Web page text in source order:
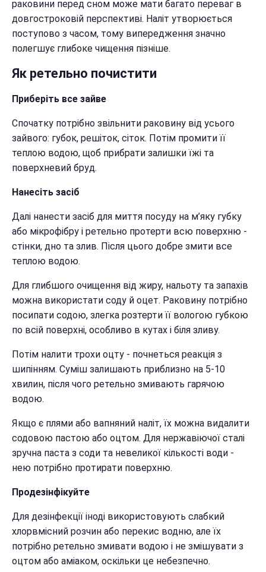
раковини перед сном може мати багато переваг в
довгостроковій перспективі. Наліт утворюється
поступово з часом, тому випередження значно
полегшує глибоке чищення пізніше.
Як ретельно почистити
Приберіть все зайве
Спочатку потрібно звільнити раковину від усього
зайвого: губок, решіток, сіток. Потім промити її
теплою водою, щоб прибрати залишки їжі та
поверхневий бруд.
Нанесіть засіб
Далі нанести засіб для миття посуду на м’яку губку
або мікрофібру і ретельно протерти всю поверхню -
стінки, дно та злив. Після цього добре змити все
теплою водою.
Для глибшого очищення від жиру, нальоту та запахів
можна використати соду й оцет. Раковину потрібно
посипати содою, злегка розтерти її вологою губкою
по всій поверхні, особливо в кутах і біля зливу.
Потім налити трохи оцту - почнеться реакція з
шипінням. Суміш залишають приблизно на 5-10
хвилин, після чого ретельно змивають гарячою
водою.
Якщо є плями або вапняний наліт, їх можна видалити
содовою пастою або оцтом. Для нержавіючої сталі
зручна паста з соди та невеликої кількості води -
нею потрібно протирати поверхню.
Продезінфікуйте
Для дезінфекції іноді використовують слабкий
хлорвмісний розчин або перекис водню, але їх
потрібно ретельно змивати водою і не змішувати з
оцтом або аміаком, оскільки це небезпечно.